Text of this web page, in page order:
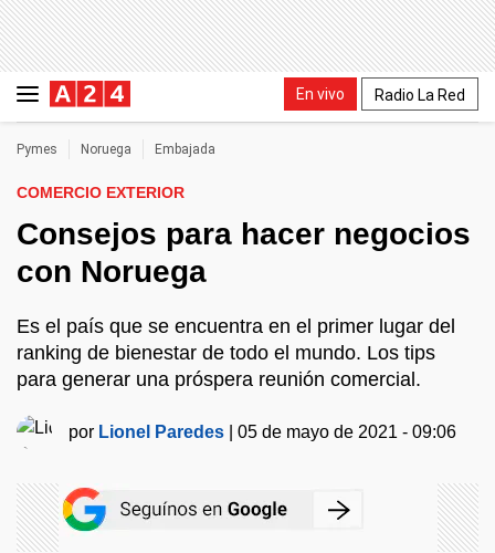
En vivo Radio La Red
Pymes Noruega Embajada
COMERCIO EXTERIOR
Consejos para hacer negocios
con Noruega
Es el país que se encuentra en el primer lugar del
ranking de bienestar de todo el mundo. Los tips
para generar una próspera reunión comercial.
por Lionel Paredes |05 de mayo de 2021 - 09:06